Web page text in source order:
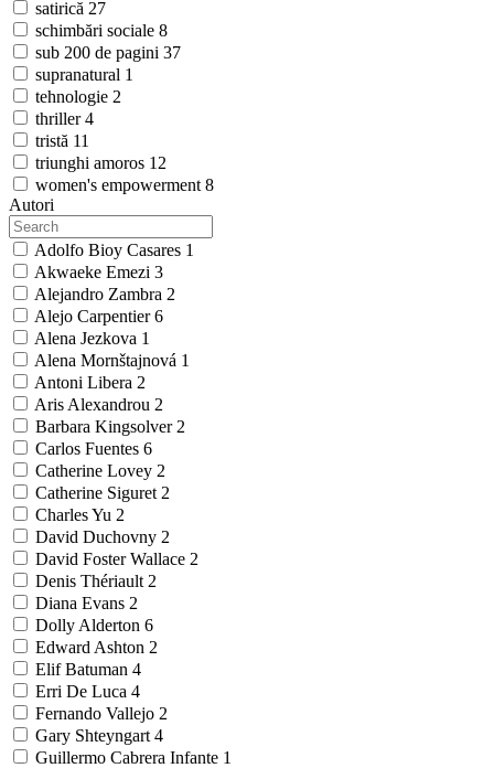
satirică 27
schimbări sociale 8
sub 200 de pagini 37
supranatural 1
tehnologie 2
thriller4
tristă 11
triunghi amoros 12
women's empowerment 8
Autori
Adolfo Bioy Casares 1
Akwaeke Emezi 3
Alejandro Zambra 2
Alejo Carpentier6
Alena Jezkova 1
Alena Mornštajnová 1
Antoni Libera 2
Aris Alexandrou 2
Barbara Kingsolver 2
Carlos Fuentes 6
Catherine Lovey 2
Catherine Siguret 2
Charles Yu 2
David Duchovny 2
David Foster Wallace 2
Denis Thériault 2
Diana Evans 2
Dolly Alderton 6
Edward Ashton 2
Elif Batuman 4
Erri De Luca 4
Fernando Vallejo 2
Gary Shteyngart 4
Guillermo Cabrera Infante 1